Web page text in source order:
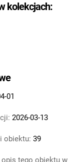
kolekcjach:
01
2026-03-13
obiektu: 39
tego obiektu w